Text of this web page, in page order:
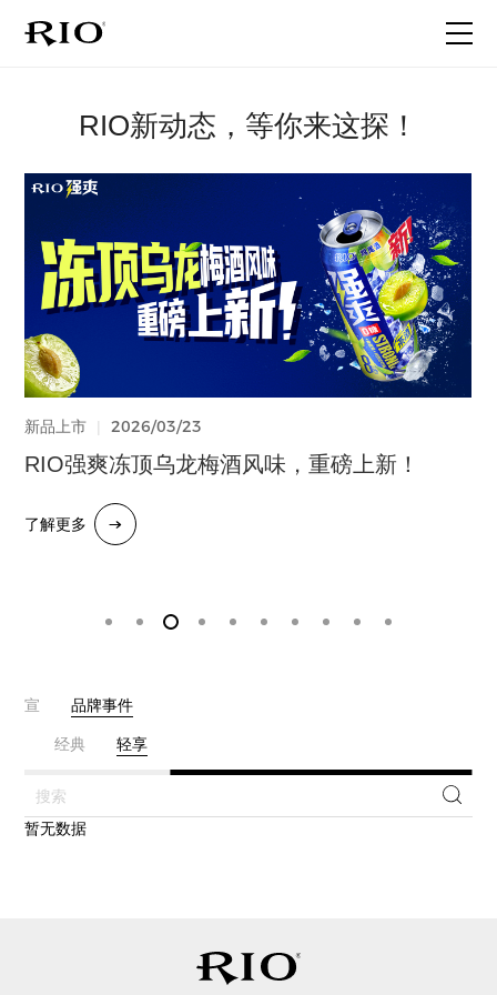
产品家族
最新动态
联系我们
RIO新动态，等你来这探！
代言人官宣 | 2025/06/17
晚9点，微醺中 | 看子枫如何演绎微醺
了解更多
品牌事件 | 2026/06/18
一个人的旅行，就很微醺啊！
了解更多
品牌事件 | 2026/05/20
强爽520｜给真心话一个台阶
了解更多
新品上市 | 2026/03/23
RIO强爽冻顶乌龙梅酒风味，重磅上新！
了解更多
新品上市 | 2026/03/23
不藏了！RIO微醺「柚柚清茶」 全新上市
了解更多
代言人官宣 | 2026/01/27
What？听说闫妮被张兴朝“绑走”了…
了解更多
品牌事件 | 2025/12/30
关于提前实施新版食品安全国家标准的声明
了解更多
新品上市 | 2025/08/05
RIO轻享全新上市｜12度花果香，和闺蜜的小
品牌事件 | 2025/05/30
工厂揭秘 | 一粒玉米是怎么变成强爽的？
了解更多
新品上市 | 2025/06/25
全新微醺果冻酒！前所未有的体验！
了解更多
代言人官宣 | 2025/06/17
晚9点，微醺中 | 看子枫如何演绎微醺
了解更多
品牌事件 | 2026/06/18
一个人的旅行，就很微醺啊！
了解更多
官宣 品牌事件
经典 轻享
暂无数据